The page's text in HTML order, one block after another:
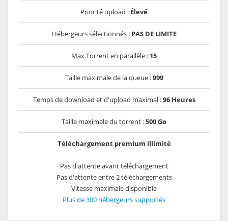
Priorité upload : Élevé
Hébergeurs sélectionnés : PAS DE LIMITE
Max Torrent en parallèle : 15
Taille maximale de la queue :999
Temps de download et d'upload maximal :96 Heures
Taille maximale du torrent :500 Go
Téléchargement premium illimité
Pas d'attente avant téléchargement
Pas d'attente entre 2 téléchargements
Vitesse maximale disponible
Plus de 300 hébergeurs supportés